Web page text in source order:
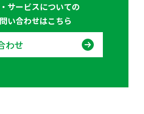
サービスについての
い合わせはこちら
わせ